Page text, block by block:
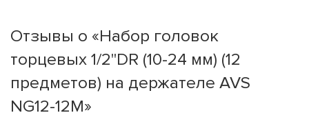
Отзывы о «Набор головок
торцевых 1/2"DR (10-24 мм) (12
предметов) на держателе AVS
NG12-12M»